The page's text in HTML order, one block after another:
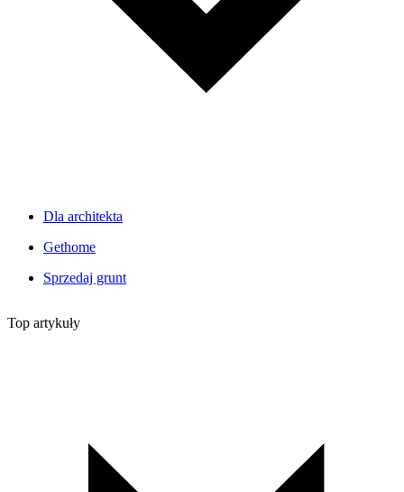
Dla architekta
Gethome
Sprzedaj grunt
Top artykuły